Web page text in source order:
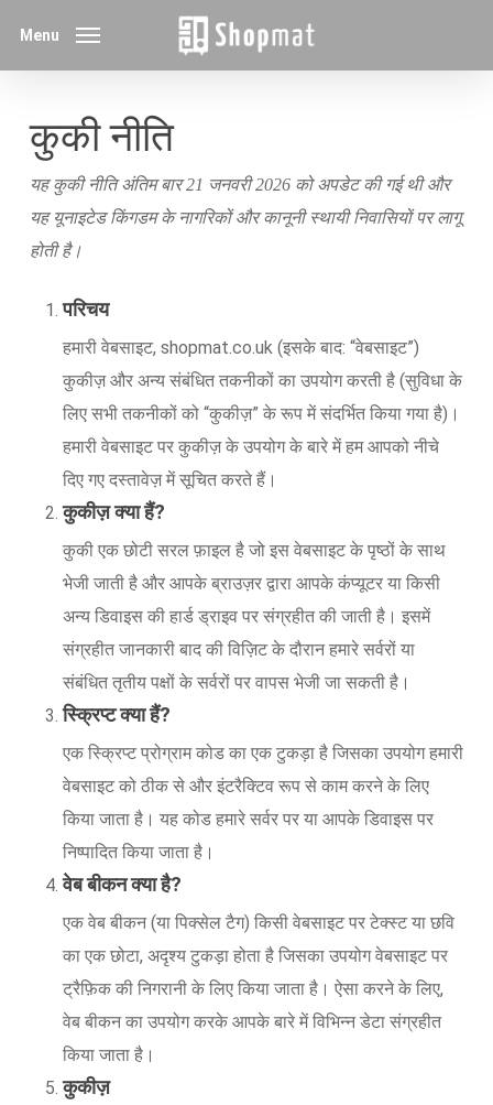
Menu
कुकी नीति
यह कुकी नीति अंतिम बार 21 जनवरी 2026 को अपडेट की गई थी और
यह यूनाइटेड किंगडम के नागरिकों और कानूनी स्थायी निवासियों पर लागू
होती है।
परिचय
हमारी वेबसाइट, shopmat.co.uk (इसके बाद: “वेबसाइट”)
कुकीज़ और अन्य संबंधित तकनीकों का उपयोग करती है (सुविधा के
लिए सभी तकनीकों को “कुकीज़” के रूप में संदर्भित किया गया है)।
हमारी वेबसाइट पर कुकीज़ के उपयोग के बारे में हम आपको नीचे
दिए गए दस्तावेज़ में सूचित करते हैं।
कुकीज़ क्या हैं?
कुकी एक छोटी सरल फ़ाइल है जो इस वेबसाइट के पृष्ठों के साथ
भेजी जाती है और आपके ब्राउज़र द्वारा आपके कंप्यूटर या किसी
अन्य डिवाइस की हार्ड ड्राइव पर संग्रहीत की जाती है। इसमें
संग्रहीत जानकारी बाद की विज़िट के दौरान हमारे सर्वरों या
संबंधित तृतीय पक्षों के सर्वरों पर वापस भेजी जा सकती है।
स्क्रिप्ट क्या हैं?
एक स्क्रिप्ट प्रोग्राम कोड का एक टुकड़ा है जिसका उपयोग हमारी
वेबसाइट को ठीक से और इंटरैक्टिव रूप से काम करने के लिए
किया जाता है। यह कोड हमारे सर्वर पर या आपके डिवाइस पर
निष्पादित किया जाता है।
वेब बीकन क्या है?
एक वेब बीकन (या पिक्सेल टैग) किसी वेबसाइट पर टेक्स्ट या छवि
का एक छोटा, अदृश्य टुकड़ा होता है जिसका उपयोग वेबसाइट पर
ट्रैफ़िक की निगरानी के लिए किया जाता है। ऐसा करने के लिए,
वेब बीकन का उपयोग करके आपके बारे में विभिन्न डेटा संग्रहीत
किया जाता है।
कुकीज़